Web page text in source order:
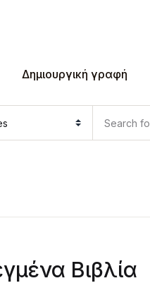
Δημιουργική γραφή
Βιβλία